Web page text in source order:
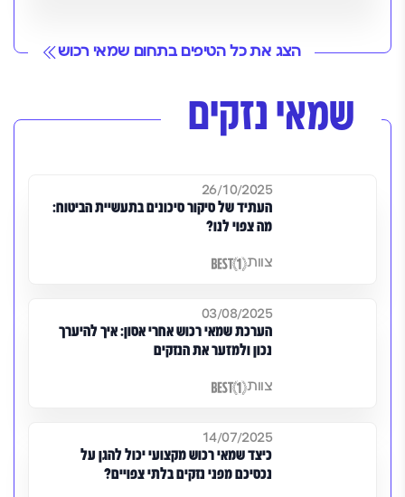
הצג את כל הטיפים בתחום שמאי רכוש
שמאי נזקים
26/10/2025
העתיד של סיקור סיכונים בתעשיית הביטוח:
מה צפוי לנו?
צוות
03/08/2025
הערכת שמאי רכוש אחרי אסון: איך להיערך
נכון ולמזער את הנזקים
צוות
14/07/2025
כיצד שמאי רכוש מקצועי יכול להגן על
נכסיכם מפני נזקים בלתי צפויים?